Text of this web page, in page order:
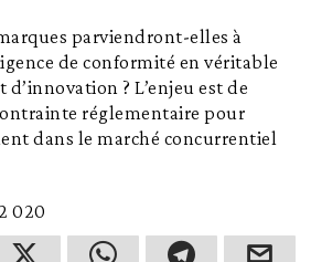
parviendront-elles à
de conformité en véritable
? L’enjeu est de
réglementaire pour
dans le marché concurrentiel
2 020